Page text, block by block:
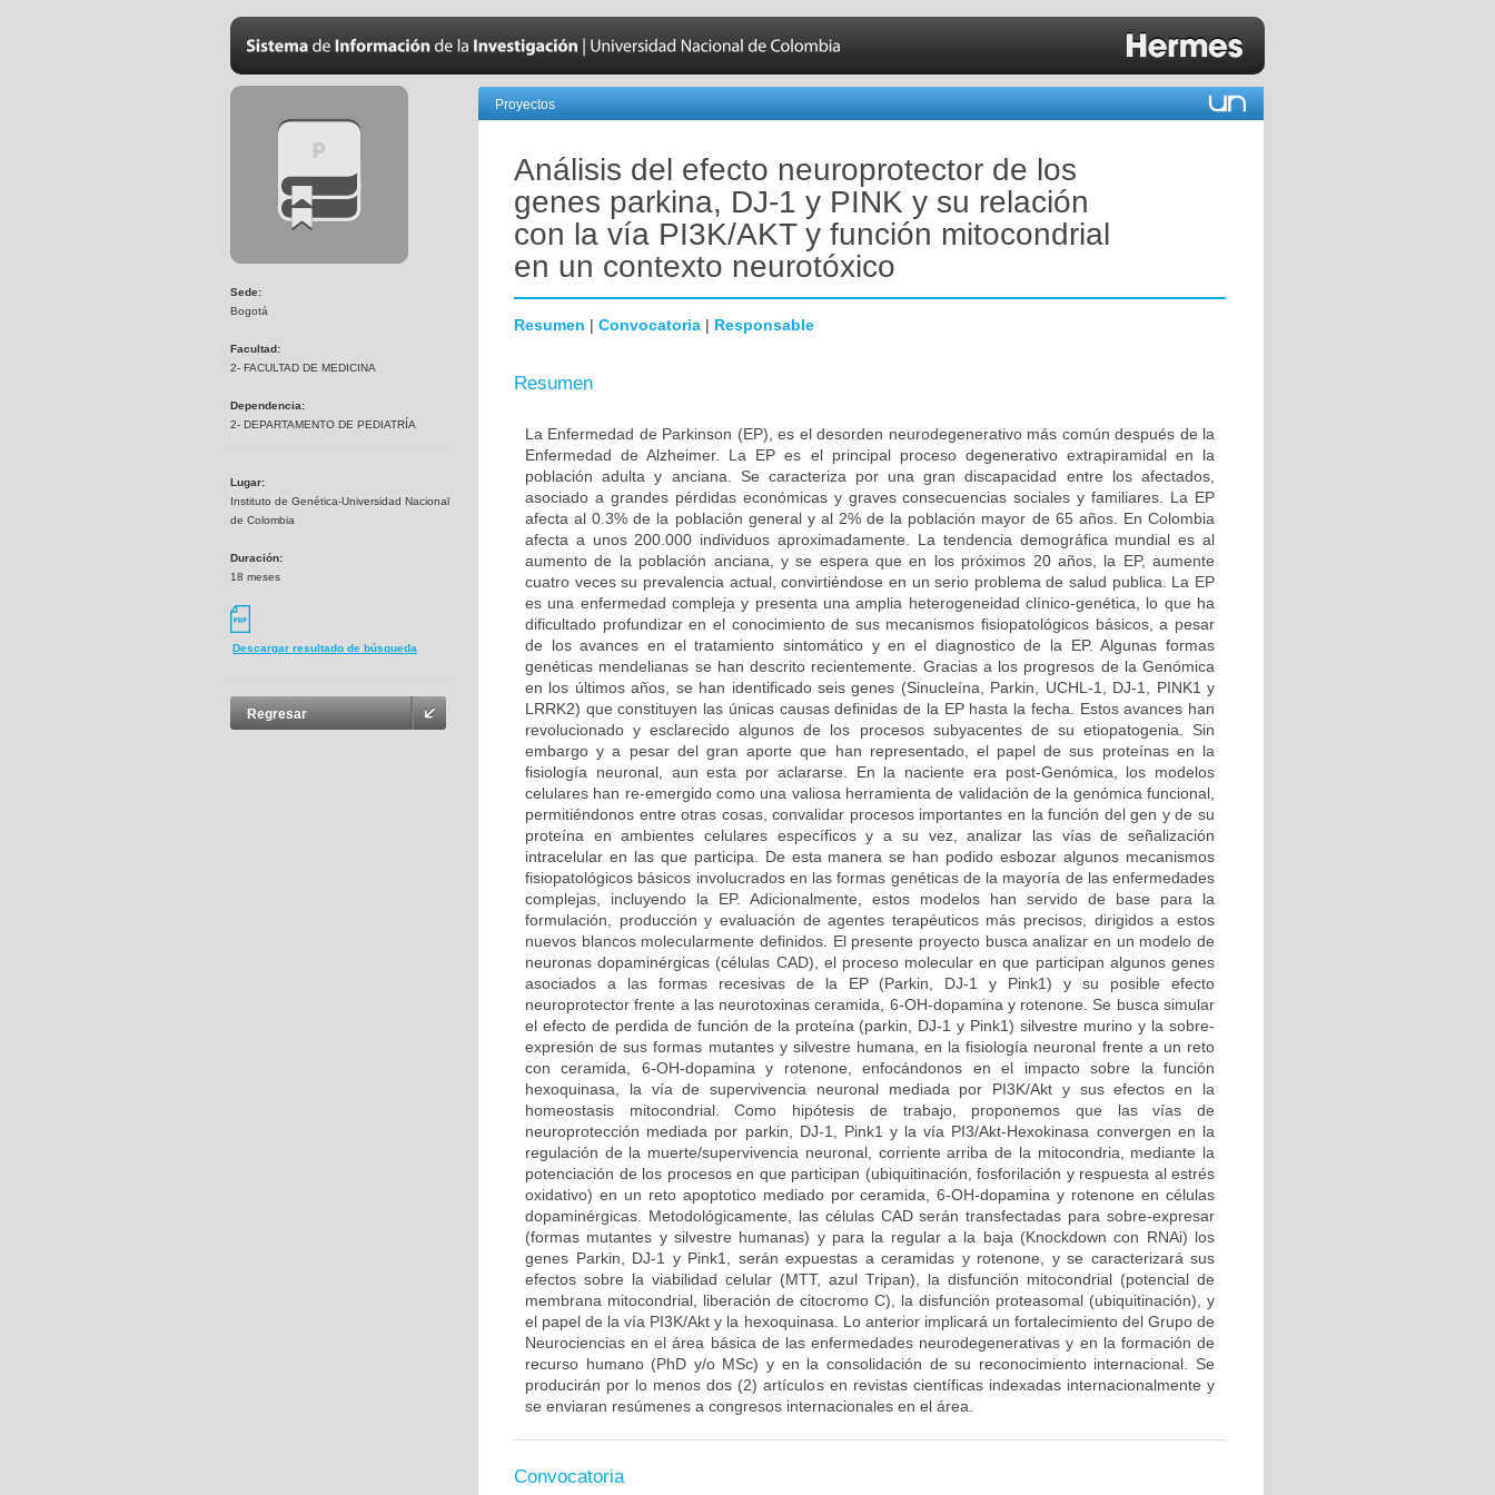
Sede:
Bogotá
Facultad:
2- FACULTAD DE MEDICINA
Dependencia:
2- DEPARTAMENTO DE PEDIATRÍA
Lugar:
Instituto de Genética-Universidad Nacional
de Colombia
Duración:
18 meses
Descargar resultado de búsqueda
Regresar
Proyectos
Análisis del efecto neuroprotector de los
genes parkina, DJ-1 y PINK y su relación
con la vía PI3K/AKT y función mitocondrial
en un contexto neurotóxico
Resumen | Convocatoria | Responsable
Resumen
La Enfermedad de Parkinson (EP), es el desorden neurodegenerativo más común después de la
Enfermedad de Alzheimer. La EP es el principal proceso degenerativo extrapiramidal en la
población adulta y anciana. Se caracteriza por una gran discapacidad entre los afectados,
asociado a grandes pérdidas económicas y graves consecuencias sociales y familiares. La EP
afecta al 0.3% de la población general y al 2% de la población mayor de 65 años. En Colombia
afecta a unos 200.000 individuos aproximadamente. La tendencia demográfica mundial es al
aumento de la población anciana, y se espera que en los próximos 20 años, la EP, aumente
cuatro veces su prevalencia actual, convirtiéndose en un serio problema de salud publica. La EP
es una enfermedad compleja y presenta una amplia heterogeneidad clínico-genética, lo que ha
dificultado profundizar en el conocimiento de sus mecanismos fisiopatológicos básicos, a pesar
de los avances en el tratamiento sintomático y en el diagnostico de la EP. Algunas formas
genéticas mendelianas se han descrito recientemente. Gracias a los progresos de la Genómica
en los últimos años, se han identificado seis genes (Sinucleína, Parkin, UCHL-1, DJ-1, PINK1 y
LRRK2) que constituyen las únicas causas definidas de la EP hasta la fecha. Estos avances han
revolucionado y esclarecido algunos de los procesos subyacentes de su etiopatogenia. Sin
embargo y a pesar del gran aporte que han representado, el papel de sus proteínas en la
fisiología neuronal, aun esta por aclararse. En la naciente era post-Genómica, los modelos
celulares han re-emergido como una valiosa herramienta de validación de la genómica funcional,
permitiéndonos entre otras cosas, convalidar procesos importantes en la función del gen y de su
proteína en ambientes celulares específicos y a su vez, analizar las vías de señalización
intracelular en las que participa. De esta manera se han podido esbozar algunos mecanismos
fisiopatológicos básicos involucrados en las formas genéticas de la mayoría de las enfermedades
complejas, incluyendo la EP. Adicionalmente, estos modelos han servido de base para la
formulación, producción y evaluación de agentes terapéuticos más precisos, dirigidos a estos
nuevos blancos molecularmente definidos. El presente proyecto busca analizar en un modelo de
neuronas dopaminérgicas (células CAD), el proceso molecular en que participan algunos genes
asociados a las formas recesivas de la EP (Parkin, DJ-1 y Pink1) y su posible efecto
neuroprotector frente a las neurotoxinas ceramida, 6-OH-dopamina y rotenone. Se busca simular
el efecto de perdida de función de la proteína (parkin, DJ-1 y Pink1) silvestre murino y la sobre-
expresión de sus formas mutantes y silvestre humana, en la fisiología neuronal frente a un reto
con ceramida, 6-OH-dopamina y rotenone, enfocándonos en el impacto sobre la función
hexoquinasa, la vía de supervivencia neuronal mediada por PI3K/Akt y sus efectos en la
homeostasis mitocondrial. Como hipótesis de trabajo, proponemos que las vías de
neuroprotección mediada por parkin, DJ-1, Pink1 y la vía PI3/Akt-Hexokinasa convergen en la
regulación de la muerte/supervivencia neuronal, corriente arriba de la mitocondria, mediante la
potenciación de los procesos en que participan (ubiquitinación, fosforilación y respuesta al estrés
oxidativo) en un reto apoptotico mediado por ceramida, 6-OH-dopamina y rotenone en células
dopaminérgicas. Metodológicamente, las células CAD serán transfectadas para sobre-expresar
(formas mutantes y silvestre humanas) y para la regular a la baja (Knockdown con RNAi) los
genes Parkin, DJ-1 y Pink1, serán expuestas a ceramidas y rotenone, y se caracterizará sus
efectos sobre la viabilidad celular (MTT, azul Tripan), la disfunción mitocondrial (potencial de
membrana mitocondrial, liberación de citocromo C), la disfunción proteasomal (ubiquitinación), y
el papel de la vía PI3K/Akt y la hexoquinasa. Lo anterior implicará un fortalecimiento del Grupo de
Neurociencias en el área básica de las enfermedades neurodegenerativas y en la formación de
recurso humano (PhD y/o MSc) y en la consolidación de su reconocimiento internacional. Se
producirán por lo menos dos (2) artículos en revistas científicas indexadas internacionalmente y
se enviaran resúmenes a congresos internacionales en el área.
Convocatoria